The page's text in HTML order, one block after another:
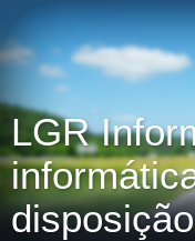
LGR